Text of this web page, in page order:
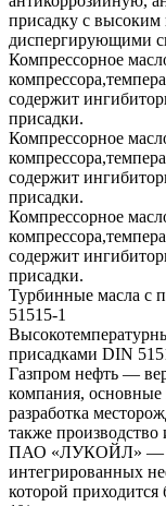
присадку с
диспергирующими
Компрессорное
содержит
присадки.
Компрессорное
содержит
присадки.
Компрессорное
содержит
присадки.
Турбинные масла с
51515-1
присадками DIN
Газпром нефть —
компания, основные
разработка
также
ПАО «ЛУКОЙЛ» —
интегрированных
которой